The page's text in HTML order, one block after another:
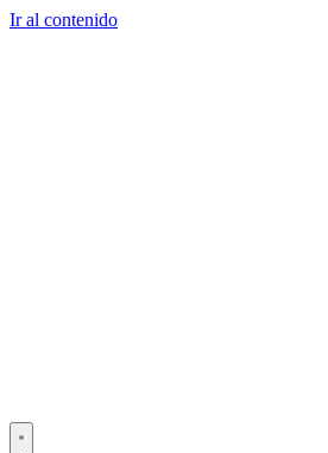
Ir al contenido